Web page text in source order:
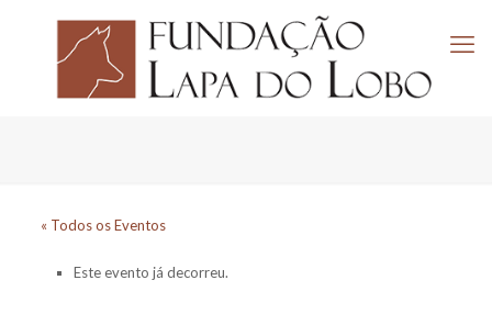
« Todos os Eventos
Este evento já decorreu.